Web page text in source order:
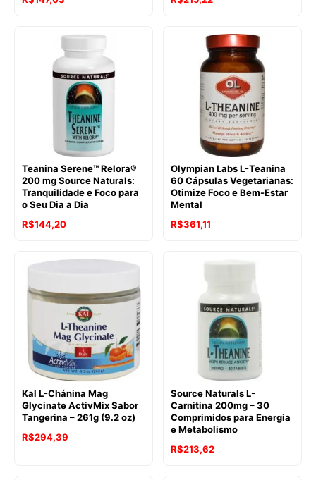
Teanina Serene™ Relora®
200 mg Source Naturals:
Tranquilidade e Foco para
o Seu Dia a Dia
R$144,20
Olympian Labs L-Teanina
60 Cápsulas Vegetarianas:
Otimize Foco e Bem-Estar
Mental
R$361,11
Kal L-Chánina Mag
Glycinate ActivMix Sabor
Tangerina – 261g (9.2 oz)
R$294,39
Source Naturals L-
Carnitina 200mg – 30
Comprimidos para Energia
e Metabolismo
R$213,62